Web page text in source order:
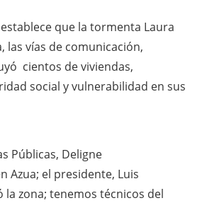
que la tormenta Laura
las vías de comunicación,
cientos de viviendas,
social y vulnerabilidad en sus
Públicas, Deligne
Azua; el presidente, Luis
zona; tenemos técnicos del